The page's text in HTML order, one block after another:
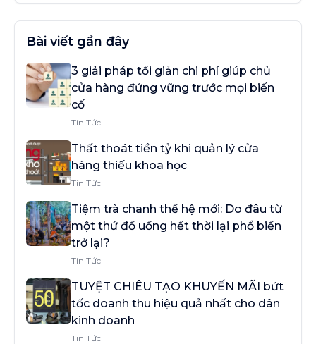
Bài viết gần đây
3 giải pháp tối giản chi phí giúp chủ
cửa hàng đứng vững trước mọi biến
cố
Tin Tức
Thất thoát tiền tỷ khi quản lý cửa
hàng thiếu khoa học
Tin Tức
Tiệm trà chanh thế hệ mới: Do đâu từ
một thứ đồ uống hết thời lại phổ biến
trở lại?
Tin Tức
TUYỆT CHIÊU TẠO KHUYẾN MÃI bứt
tốc doanh thu hiệu quả nhất cho dân
kinh doanh
Tin Tức